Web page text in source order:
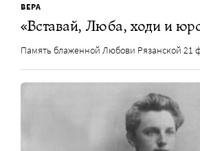
ВЕРА
«Вставай, Люба, ходи и
Память блаженной Любови Рязанской 21